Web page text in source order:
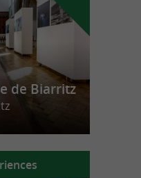
de Biarritz